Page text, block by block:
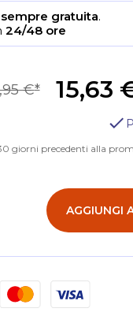
gratuita.
24/48 ore
15,63
€
giorni precedenti alla
quantità AGGIUNGI